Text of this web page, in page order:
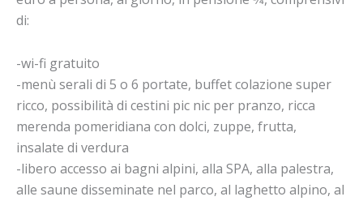
di:
-wi-fi gratuito
-menù serali di 5 o 6 portate, buffet colazione super
ricco, possibilità di cestini pic nic per pranzo, ricca
merenda pomeridiana con dolci, zuppe, frutta,
insalate di verdura
-libero accesso ai bagni alpini, alla SPA, alla palestra,
alle saune disseminate nel parco, al laghetto alpino, al